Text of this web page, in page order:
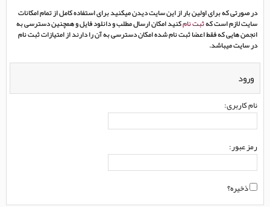
در صورتی که برای اولین بار از این سایت دیدن میکنید برای استفاده کامل از تمام امکانات
سایت لازم است کهثبت نامکنید امکان ارسال مطلب و دانلود فایل و همچنین دسترسی به
انجمن هایی که فقط اعضا ثبت نام شده امکان دسترسی به آن را دارند از امتیازات ثبت نام
در سایت میباشد.
ورود
نام کاربری:
رمز عبور:
ذخیره؟